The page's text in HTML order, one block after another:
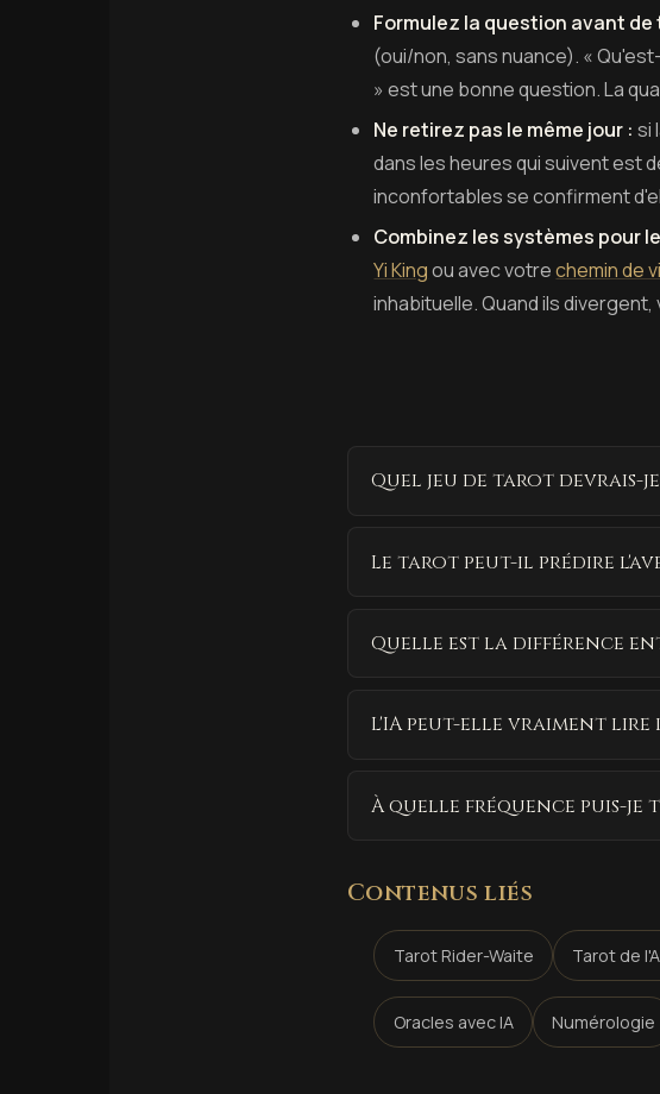
Formulez la question avant de
(oui/non, sans nuance). «
» est une bonne question. La
Ne retirez pas le même jour : si
dans les heures qui suivent est
inconfortables se confirment
Combinez les systèmes pour
Yi Kingou avec votrechemin de
inhabituelle. Quand ils
Quel jeu de tarot devrais-
Le tarot peut-il prédire
Quelle est la différence
L'IA peut-elle vraiment lire
À quelle fréquence puis-je
Contenus liés
Tarot Rider-Waite Tarot de
Oracles avec IA Numérologie